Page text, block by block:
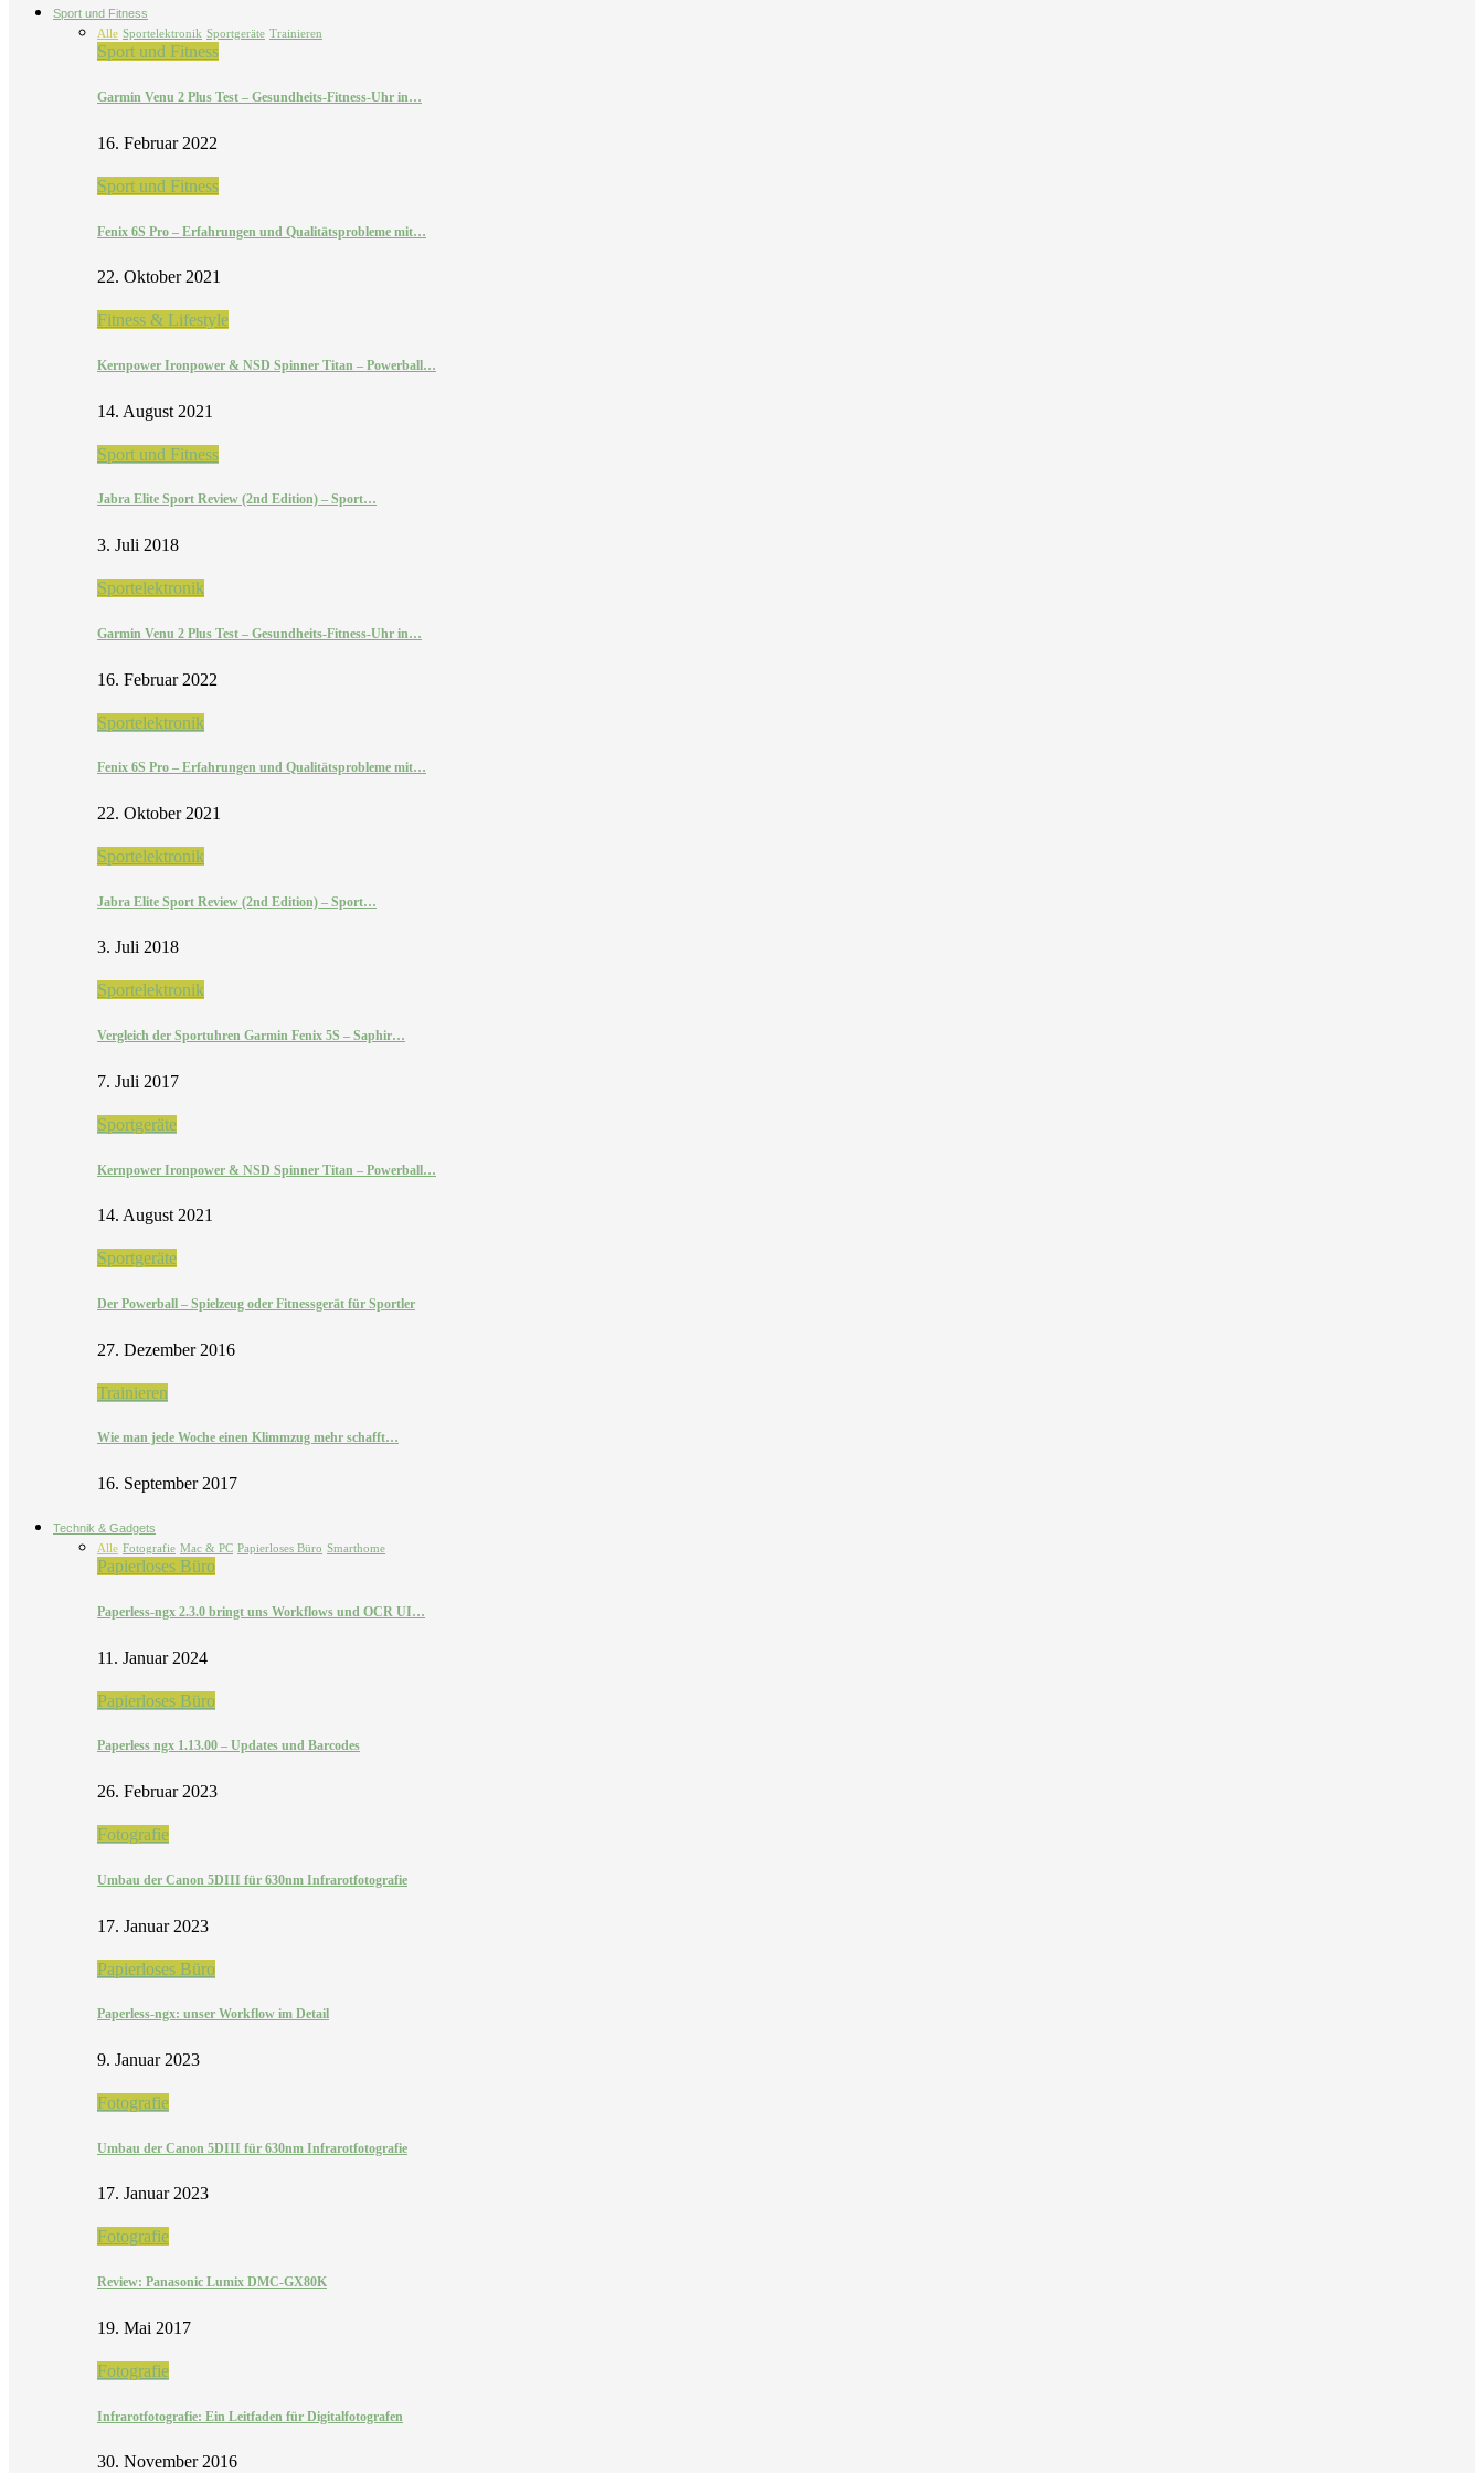
Sport und Fitness
Alle Sportelektronik Sportgeräte Trainieren
Sport und Fitness
Garmin Venu 2 Plus Test – Gesundheits-Fitness-Uhr in…
16. Februar 2022
Sport und Fitness
Fenix 6S Pro – Erfahrungen und Qualitätsprobleme mit…
22. Oktober 2021
Fitness & Lifestyle
Kernpower Ironpower & NSD Spinner Titan – Powerball…
14. August 2021
Sport und Fitness
Jabra Elite Sport Review (2nd Edition) – Sport…
3. Juli 2018
Sportelektronik
Garmin Venu 2 Plus Test – Gesundheits-Fitness-Uhr in…
16. Februar 2022
Sportelektronik
Fenix 6S Pro – Erfahrungen und Qualitätsprobleme mit…
22. Oktober 2021
Sportelektronik
Jabra Elite Sport Review (2nd Edition) – Sport…
3. Juli 2018
Sportelektronik
Vergleich der Sportuhren Garmin Fenix 5S – Saphir…
7. Juli 2017
Sportgeräte
Kernpower Ironpower & NSD Spinner Titan – Powerball…
14. August 2021
Sportgeräte
Der Powerball – Spielzeug oder Fitnessgerät für Sportler
27. Dezember 2016
Trainieren
Wie man jede Woche einen Klimmzug mehr schafft…
16. September 2017
Technik & Gadgets
Alle Fotografie Mac & PC Papierloses Büro Smarthome
Papierloses Büro
Paperless-ngx 2.3.0 bringt uns Workflows und OCR UI…
11. Januar 2024
Papierloses Büro
Paperless ngx 1.13.00 – Updates und Barcodes
26. Februar 2023
Fotografie
Umbau der Canon 5DIII für 630nm Infrarotfotografie
17. Januar 2023
Papierloses Büro
Paperless-ngx: unser Workflow im Detail
9. Januar 2023
Fotografie
Umbau der Canon 5DIII für 630nm Infrarotfotografie
17. Januar 2023
Fotografie
Review: Panasonic Lumix DMC-GX80K
19. Mai 2017
Fotografie
Infrarotfotografie: Ein Leitfaden für Digitalfotografen
30. November 2016